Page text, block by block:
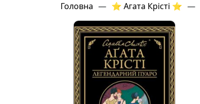
Головна — ⭐ Агата Крісті ⭐ —